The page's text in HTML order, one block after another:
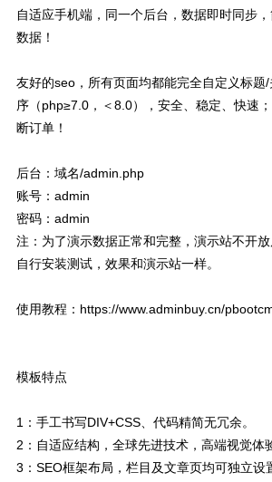
自适应手机端，同一个后台，数据即时同步
数据！
友好的seo，所有页面均都能完全自定义标题
序（php≥7.0，＜8.0），安全、稳定、快速
断订单！
后台：域名/admin.php
账号：admin
密码：admin
注：为了演示数据正常和完整，演示站不开
自行安装测试，效果和演示站一样。
使用教程：https://www.adminbuy.cn/
模板特点
1：手工书写DIV+CSS、代码精简无冗余。
2：自适应结构，全球先进技术，高端视觉体
3：SEO框架布局，栏目及文章页均可独立设